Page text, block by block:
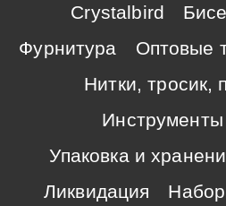
Crystalbird
Фурнитура
Оптовые
Нитки, тросик,
Инструменты
Упаковка и
Ликвидация